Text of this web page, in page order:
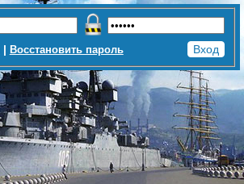
| Восстановить пароль